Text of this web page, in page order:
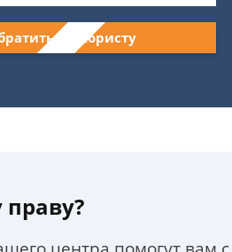
к юристу
праву?